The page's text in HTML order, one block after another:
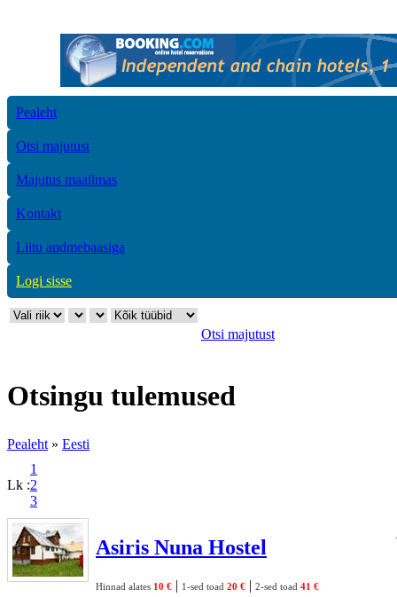
Pealeht
Otsi majutust
Majutus maailmas
Kontakt
Liitu andmebaasiga
Logi sisse
Otsi majutust
Otsingu tulemused
Pealeht » Eesti
Lk :
1
2
3
Asiris Nuna Hostel
Hinnad alates 10 € | 1-sed toad 20 € | 2-sed toad 41 €